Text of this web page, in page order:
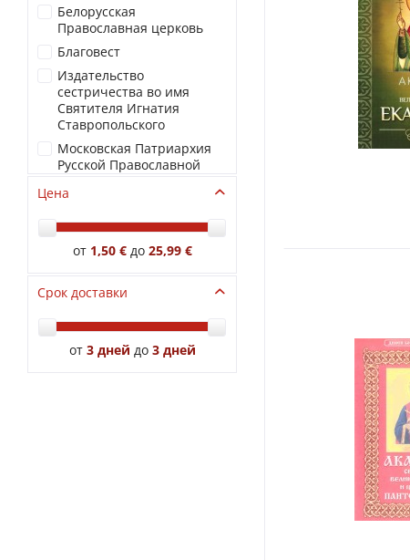
Белорусская
Православная церковь
Благовест
Издательство
сестричества во имя
Святителя Игнатия
Ставропольского
Московская Патриархия
Русской Православной
Общество памяти
игумении Таисии
Приход храма Святаго
Свято-Введенская Оптина
Пустынь
Цена
от 1,50 € до 25,99 €
Срок доставки
от 3 дней до 3 дней